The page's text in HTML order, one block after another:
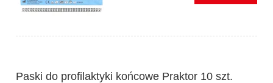
Paski do profilaktyki końcowe Praktor 10 szt.